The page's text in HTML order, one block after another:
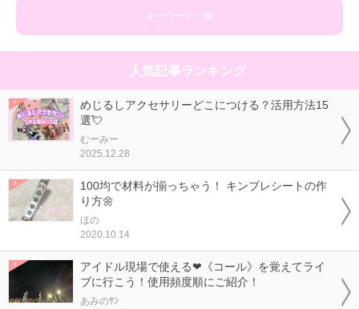
キーワード一覧
人気記事ランキング
めじるしアクセサリーどこにつける？活用方法15
選💘
むーみー
2025.12.28
100均で材料が揃っちゃう！ キンブレシートの作
り方🌼
ほの
2020.10.14
アイドル現場で使える❤《コール》を覚えてライ
ブに行こう！使用頻度順にご紹介！
あみのｻﾝ